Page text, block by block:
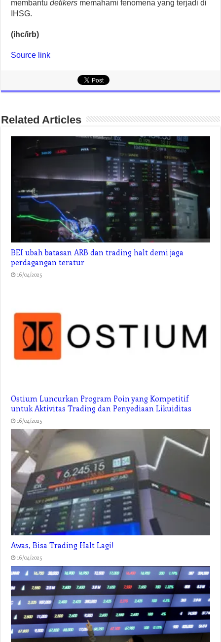
membantudetikers memahami fenomena yang terjadi di
IHSG.
(ihc/irb)
Source link
Related Articles
BEI ubah batasan ARB dan trading halt demi jaga
perdagangan teratur
16/04/2025
Ostium Luncurkan Program Poin yang Kompetitif
untuk Aktivitas Trading dan Penyediaan Likuiditas
16/04/2025
Awas, Bisa Trading Halt Lagi!
16/04/2025